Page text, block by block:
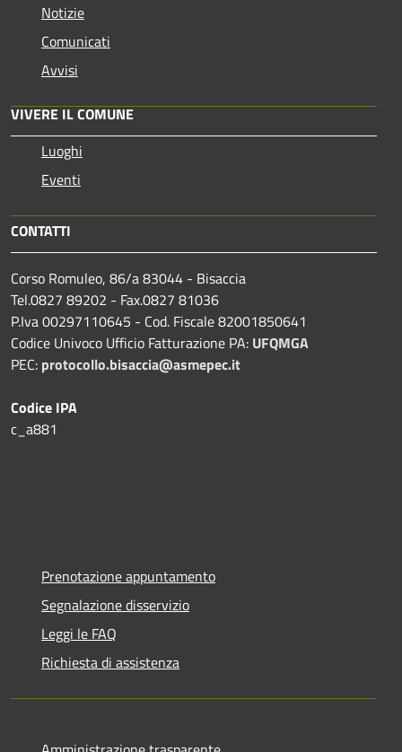
Notizie
Comunicati
Avvisi
VIVERE IL COMUNE
Luoghi
Eventi
CONTATTI
Corso Romuleo, 86/a 83044 - Bisaccia
Tel.0827 89202 - Fax.0827 81036
P.Iva 00297110645 - Cod. Fiscale 82001850641
Codice Univoco Ufficio Fatturazione PA: UFQMGA
PEC: protocollo.bisaccia@asmepec.it
Codice IPA
c_a881
Prenotazione appuntamento
Segnalazione disservizio
Leggi le FAQ
Richiesta di assistenza